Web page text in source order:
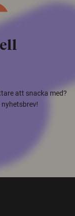
att snacka med?